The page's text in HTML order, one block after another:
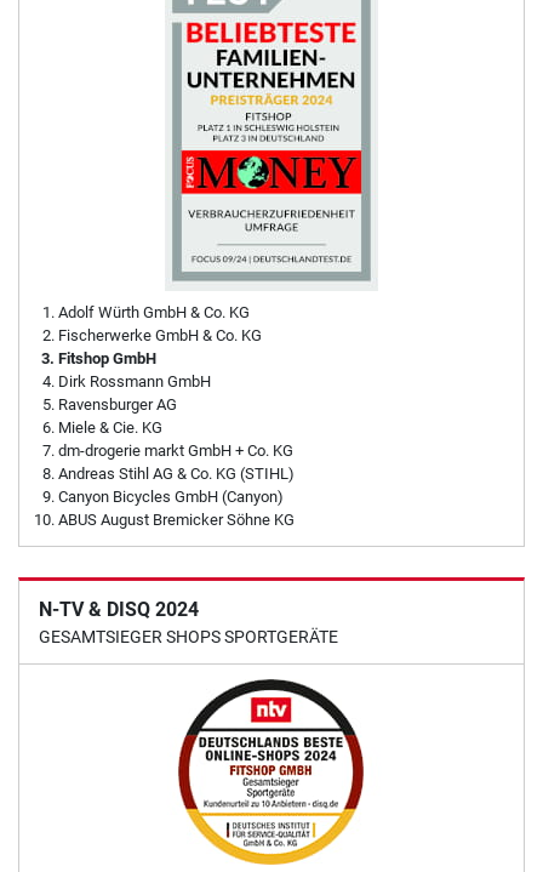
Adolf Würth GmbH & Co. KG
Fischerwerke GmbH & Co. KG
Fitshop GmbH
Dirk Rossmann GmbH
Ravensburger AG
Miele & Cie. KG
dm-drogerie markt GmbH + Co. KG
Andreas Stihl AG & Co. KG (STIHL)
Canyon Bicycles GmbH (Canyon)
ABUS August Bremicker Söhne KG
N-TV & DISQ 2024
GESAMTSIEGER SHOPS SPORTGERÄTE